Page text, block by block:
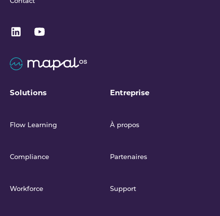
Contact
Solutions
Flow Learning
Compliance
Workforce
Entreprise
À propos
Partenaires
Support